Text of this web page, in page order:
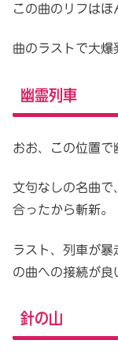
この曲のリフはほ
曲のラストで大爆
幽霊列車
おお、この位置で
文句なしの名曲
合ったから斬新。
ラスト、列車が
の曲への接続が良
針の山